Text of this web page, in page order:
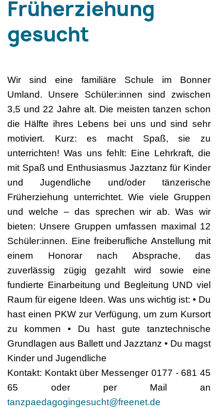
Früherziehung
gesucht
Wir sind eine familiäre Schule im Bonner
Umland. Unsere Schüler:innen sind zwischen
3,5 und 22 Jahre alt. Die meisten tanzen schon
die Hälfte ihres Lebens bei uns und sind sehr
motiviert. Kurz: es macht Spaß, sie zu
unterrichten! Was uns fehlt: Eine Lehrkraft, die
mit Spaß und Enthusiasmus Jazztanz für Kinder
und Jugendliche und/oder tänzerische
Früherziehung unterrichtet. Wie viele Gruppen
und welche – das sprechen wir ab. Was wir
bieten: Unsere Gruppen umfassen maximal 12
Schüler:innen. Eine freiberufliche Anstellung mit
einem Honorar nach Absprache, das
zuverlässig zügig gezahlt wird sowie eine
fundierte Einarbeitung und Begleitung UND viel
Raum für eigene Ideen. Was uns wichtig ist: • Du
hast einen PKW zur Verfügung, um zum Kursort
zu kommen • Du hast gute tanztechnische
Grundlagen aus Ballett und Jazztanz • Du magst
Kinder und Jugendliche
Kontakt: Kontakt über Messenger 0177 - 681 45
65 oder per Mail an
tanzpaedagogingesucht@freenet.de